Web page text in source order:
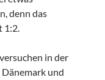
denn das
1:2.
in der
und